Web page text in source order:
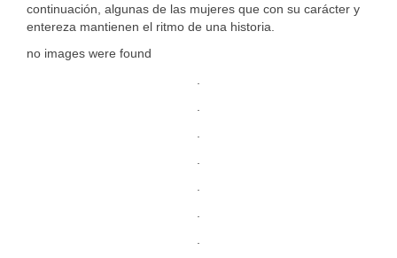
continuación, algunas de las mujeres que con su carácter y
entereza mantienen el ritmo de una historia.
no images were found
.
.
.
.
.
.
.